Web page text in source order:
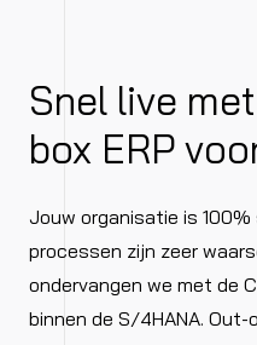
Snel live
box ERP
Jouw organisatie is
processen zijn zeer
ondervangen we met de
binnen de S/4HANA.